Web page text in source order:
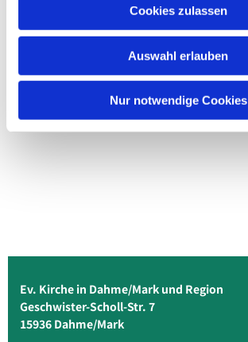
Cookies zulassen
Auswahl erlauben
Nur notwendige Cookies
Ev. Kirche in Dahme/Mark und Region
Geschwister-Scholl-Str. 7
15936 Dahme/Mark